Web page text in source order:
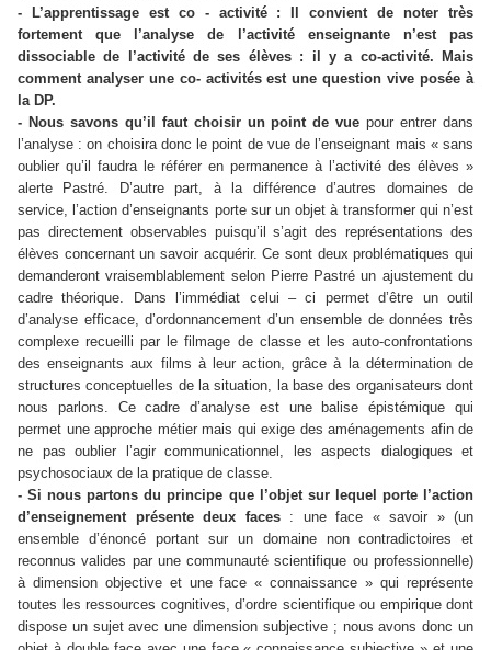
- L’apprentissage est co - activité : Il convient de noter très
fortement que l’analyse de l’activité enseignante n’est pas
dissociable de l’activité de ses élèves : il y a co-activité. Mais
comment analyser une co- activités est une question vive posée à
la DP.
- Nous savons qu’il faut choisir un point de vue pour entrer dans
l’analyse : on choisira donc le point de vue de l’enseignant mais « sans
oublier qu’il faudra le référer en permanence à l’activité des élèves »
alerte Pastré. D’autre part, à la différence d’autres domaines de
service, l’action d’enseignants porte sur un objet à transformer qui n’est
pas directement observables puisqu’il s’agit des représentations des
élèves concernant un savoir acquérir. Ce sont deux problématiques qui
demanderont vraisemblablement selon Pierre Pastré un ajustement du
cadre théorique. Dans l’immédiat celui – ci permet d’être un outil
d’analyse efficace, d’ordonnancement d’un ensemble de données très
complexe recueilli par le filmage de classe et les auto-confrontations
des enseignants aux films à leur action, grâce à la détermination de
structures conceptuelles de la situation, la base des organisateurs dont
nous parlons. Ce cadre d’analyse est une balise épistémique qui
permet une approche métier mais qui exige des aménagements afin de
ne pas oublier l’agir communicationnel, les aspects dialogiques et
psychosociaux de la pratique de classe.
- Si nous partons du principe que l’objet sur lequel porte l’action
d’enseignement présente deux faces: une face « savoir » (un
ensemble d’énoncé portant sur un domaine non contradictoires et
reconnus valides par une communauté scientifique ou professionnelle)
à dimension objective et une face « connaissance » qui représente
toutes les ressources cognitives, d’ordre scientifique ou empirique dont
dispose un sujet avec une dimension subjective ; nous avons donc un